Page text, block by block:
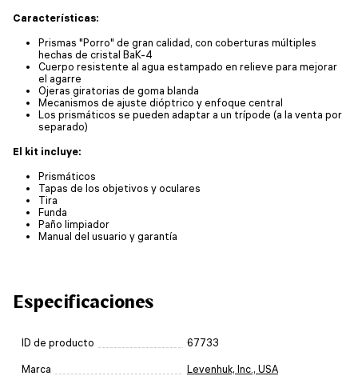
Características:
Prismas "Porro" de gran calidad, con coberturas múltiples
hechas de cristal BaK-4
Cuerpo resistente al agua estampado en relieve para mejorar
el agarre
Ojeras giratorias de goma blanda
Mecanismos de ajuste dióptrico y enfoque central
Los prismáticos se pueden adaptar a un trípode (a la venta por
separado)
El kit incluye:
Prismáticos
Tapas de los objetivos y oculares
Tira
Funda
Paño limpiador
Manual del usuario y garantía
Especificaciones
ID de producto 67733
Marca Levenhuk, Inc., USA